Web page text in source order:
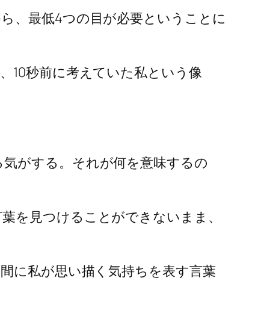
、最低4つの目が必要ということに
10秒前に考えていた私という像
がする。それが何を意味するの
を見つけることができないまま、
に私が思い描く気持ちを表す言葉